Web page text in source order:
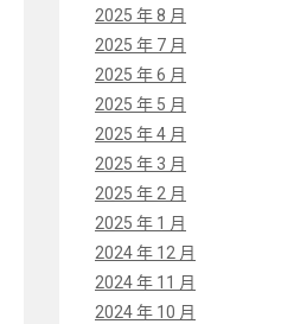
2025 年 8 月
2025 年 7 月
2025 年 6 月
2025 年 5 月
2025 年 4 月
2025 年 3 月
2025 年 2 月
2025 年 1 月
2024 年 12 月
2024 年 11 月
2024 年 10 月